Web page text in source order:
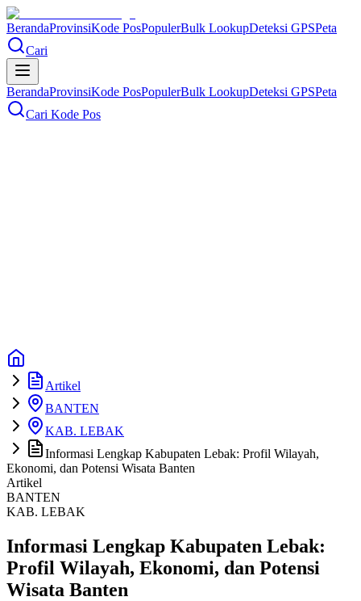
BerandaProvinsiKode PosPopulerBulk LookupDeteksi GPSPeta
Cari
BerandaProvinsiKode PosPopulerBulk LookupDeteksi GPSPeta
Cari Kode Pos
Artikel
BANTEN
KAB. LEBAK
Informasi Lengkap Kabupaten Lebak: Profil Wilayah,
Ekonomi, dan Potensi Wisata Banten
Artikel
BANTEN
KAB. LEBAK
Informasi Lengkap Kabupaten Lebak:
Profil Wilayah, Ekonomi, dan Potensi
Wisata Banten